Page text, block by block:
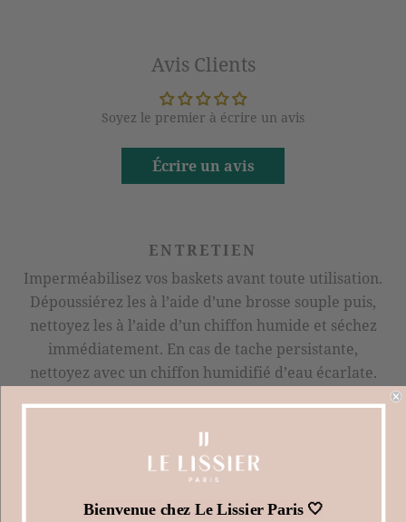
Avis Clients
Soyez le premier à écrire un avis
Écrire un avis
ENTRETIEN
Imperméabilisez vos baskets avant toute utilisation.
Dépoussiérez les à l’aide d’une brosse souple puis,
nettoyez les à l’aide d’un chiffon humide et séchez
immédiatement. En cas de tache persistante,
nettoyez avec un chiffon humidifié d’eau écarlate.
humidifié d’eau écarlate.
LIVRAISON & RETOUR
Le Lissier vous propose une livraison à domicile, en
Bienvenue chez Le Lissier Paris 🤍